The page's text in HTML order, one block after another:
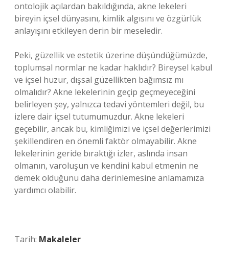
ontolojik açılardan bakıldığında, akne lekeleri
bireyin içsel dünyasını, kimlik algısını ve özgürlük
anlayışını etkileyen derin bir meseledir.
Peki, güzellik ve estetik üzerine düşündüğümüzde,
toplumsal normlar ne kadar haklıdır? Bireysel kabul
ve içsel huzur, dışsal güzellikten bağımsız mı
olmalıdır? Akne lekelerinin geçip geçmeyeceğini
belirleyen şey, yalnızca tedavi yöntemleri değil, bu
izlere dair içsel tutumumuzdur. Akne lekeleri
geçebilir, ancak bu, kimliğimizi ve içsel değerlerimizi
şekillendiren en önemli faktör olmayabilir. Akne
lekelerinin geride bıraktığı izler, aslında insan
olmanın, varoluşun ve kendini kabul etmenin ne
demek olduğunu daha derinlemesine anlamamıza
yardımcı olabilir.
Tarih: Makaleler